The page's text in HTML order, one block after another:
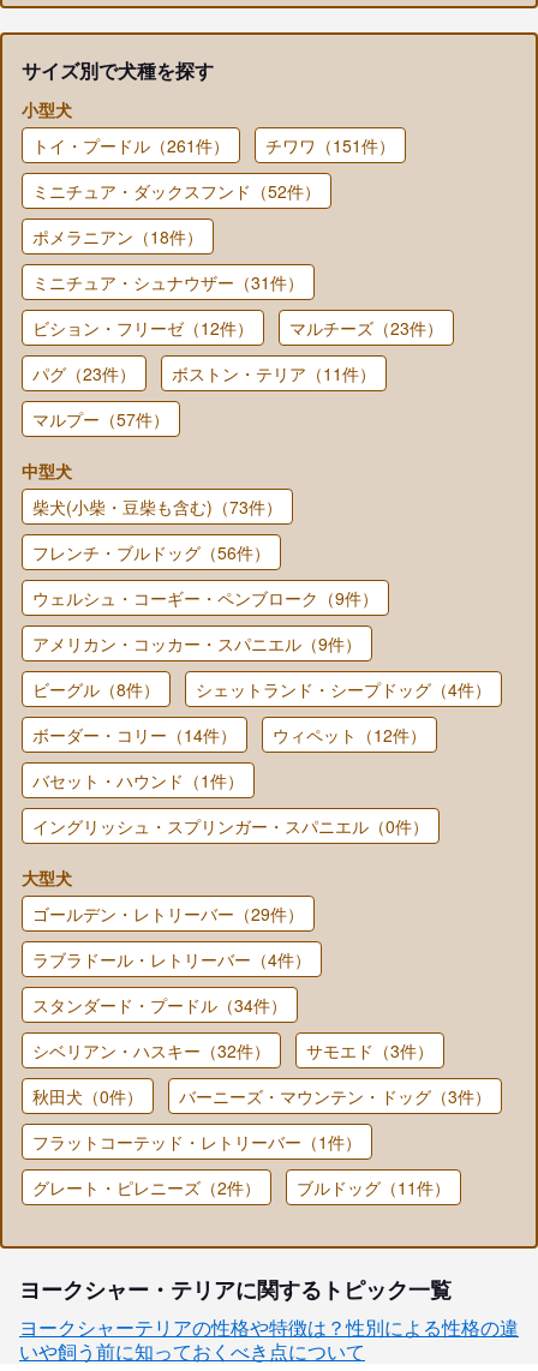
サイズ別で犬種を探す
小型犬
トイ・プードル（261件）
チワワ（151件）
ミニチュア・ダックスフンド（52件）
ポメラニアン（18件）
ミニチュア・シュナウザー（31件）
ビション・フリーゼ（12件）
マルチーズ（23件）
パグ（23件）
ボストン・テリア（11件）
マルプー（57件）
中型犬
柴犬(小柴・豆柴も含む)（73件）
フレンチ・ブルドッグ（56件）
ウェルシュ・コーギー・ペンブローク（9件）
アメリカン・コッカー・スパニエル（9件）
ビーグル（8件）
シェットランド・シープドッグ（4件）
ボーダー・コリー（14件）
ウィペット（12件）
バセット・ハウンド（1件）
イングリッシュ・スプリンガー・スパニエル（0件）
大型犬
ゴールデン・レトリーバー（29件）
ラブラドール・レトリーバー（4件）
スタンダード・プードル（34件）
シベリアン・ハスキー（32件）
サモエド（3件）
秋田犬（0件）
バーニーズ・マウンテン・ドッグ（3件）
フラットコーテッド・レトリーバー（1件）
グレート・ピレニーズ（2件）
ブルドッグ（11件）
ヨークシャー・テリアに関するトピック一覧
ヨークシャーテリアの性格や特徴は？性別による性格の違
いや飼う前に知っておくべき点について